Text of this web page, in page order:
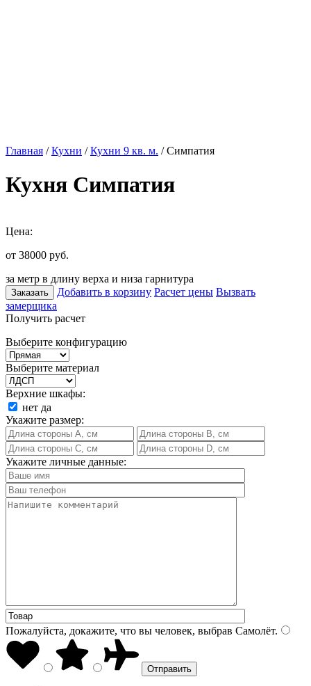
Главная /Кухни /Кухни 9 кв. м. / Симпатия
Кухня Симпатия
Цена:
от 38000 руб.
за метр в длину верха и низа гарнитура
Заказать Добавить в корзину Расчет цены Вызвать
замерщика
Получить расчет
Выберите конфигурацию
Выберите материал
Верхние шкафы:
нет да
Укажите размер:
Укажите личные данные:
Пожалуйста, докажите, что вы человек, выбрав Самолёт.